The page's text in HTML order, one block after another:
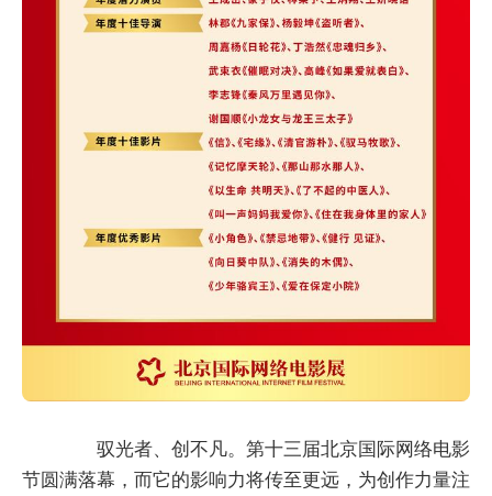
驭光者、创不凡。第十三届北京国际网络电影
节圆满落幕，而它的影响力将传至更远，为创作力量注